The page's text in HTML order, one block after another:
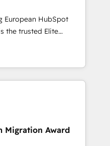
services using
rigorous process for
& Platform
500 businesses to
worldwide -In-house
in HubSpot.
European HubSpot
Commercial
processes, we
and minimize
provide expertise to
an experienced
companies in
Migration Award